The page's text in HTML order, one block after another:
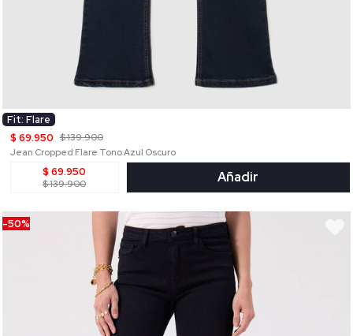
Fit: Flare
$ 69.950 $ 139.900
Jean Cropped Flare Tono Azul Oscuro
$ 69.950
$ 139.900 Añadir
-50%